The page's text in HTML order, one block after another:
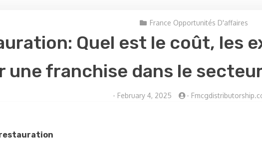
France Opportunités D'affaires
Quel est le coût, les
une franchise dans le
- February 4, 2025 -